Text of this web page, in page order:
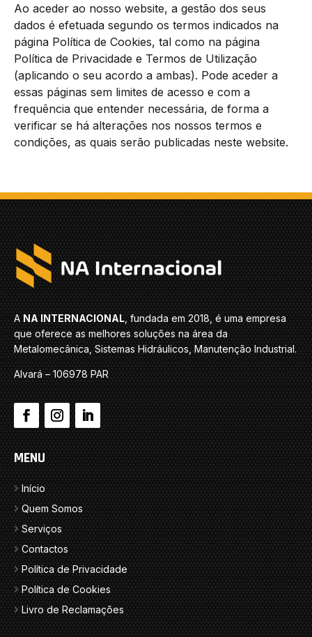
Ao aceder ao nosso website, a gestão dos seus
dados é efetuada segundo os termos indicados na
página Política de Cookies, tal como na página
Política de Privacidade e Termos de Utilização
(aplicando o seu acordo a ambas). Pode aceder a
essas páginas sem limites de acesso e com a
frequência que entender necessária, de forma a
verificar se há alterações nos nossos termos e
condições, as quais serão publicadas neste website.
A NA INTERNACIONAL , fundada em 2018, é uma empresa
que oferece as melhores soluções na área da
Metalomecânica, Sistemas Hidráulicos, Manutenção Industrial.
Alvará – 106978 PAR
MENU
Início
Quem Somos
Serviços
Contactos
Política de Privacidade
Política de Cookies
Livro de Reclamações